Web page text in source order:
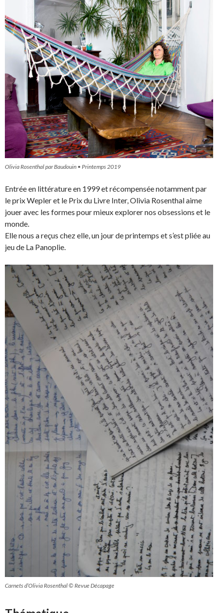
Olivia Rosenthal par Baudouin • Printemps 2019
Entrée en littérature en 1999 et récompensée notamment par
le prix Wepler et le Prix du Livre Inter, Olivia Rosenthal aime
jouer avec les formes pour mieux explorer nos obsessions et le
monde.
Elle nous a reçus chez elle, un jour de printemps et s’est pliée au
jeu de La Panoplie.
Carnets d’Olivia Rosenthal © Revue Décapage